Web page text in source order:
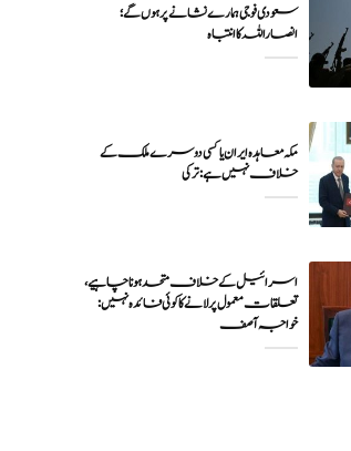
سعودی فوجی ہمارے نشانے پر ہوں گے؛
انصاراللہ کا انتباہ
مکہ معاہدہ ایران یا کسی دوسرے ملک کے
خلاف نہیں ہے: ترکی
اسرائیل کے خلاف متحد ہونا چاہیے،
تعلقات معمول پر لانے کا کوئی فائدہ نہیں:
خواجہ آصف